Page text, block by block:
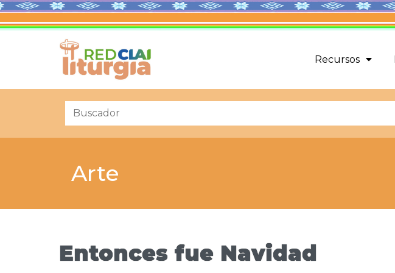
Recursos
Arte
Entonces fue Navidad